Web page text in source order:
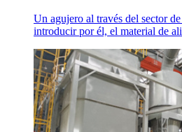
Un agujero al través del sector
introducir por él, el material de